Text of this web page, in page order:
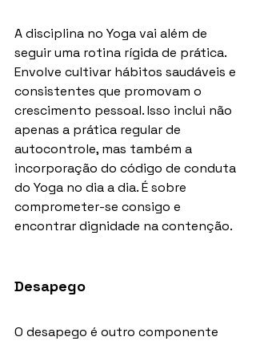
A disciplina no Yoga vai além de
seguir uma rotina rígida de prática.
Envolve cultivar hábitos saudáveis e
consistentes que promovam o
crescimento pessoal. Isso inclui não
apenas a prática regular de
autocontrole, mas também a
incorporação do código de conduta
do Yoga no dia a dia. É sobre
comprometer-se consigo e
encontrar dignidade na contenção.
Desapego
O desapego é outro componente